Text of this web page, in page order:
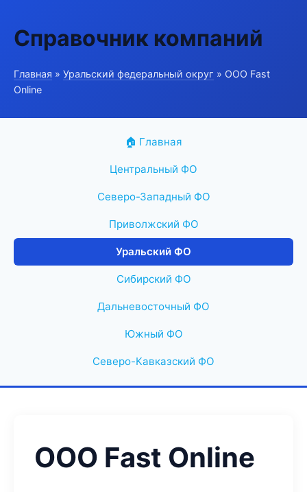
Справочник компаний
Главная » Уральский федеральный округ » ООО Fast
Online
🏠 Главная
Центральный ФО
Северо-Западный ФО
Приволжский ФО
Уральский ФО
Сибирский ФО
Дальневосточный ФО
Южный ФО
Северо-Кавказский ФО
ООО Fast Online